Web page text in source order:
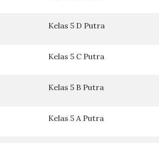
Kelas 5 D Putra
Kelas 5 C Putra
Kelas 5 B Putra
Kelas 5 A Putra